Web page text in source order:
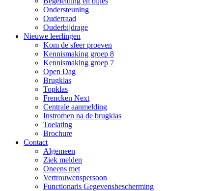
Ondersteuning
Ouderraad
Ouderbijdrage
Nieuwe leerlingen
Kom de sfeer proeven
Kennismaking groep 8
Kennismaking groep 7
Open Dag
Brugklas
Topklas
Frencken Next
Centrale aanmelding
Instromen na de brugklas
Toelating
Brochure
Contact
Algemeen
Ziek melden
Oneens met
Vertrouwenspersoon
Functionaris Gegevensbescherming